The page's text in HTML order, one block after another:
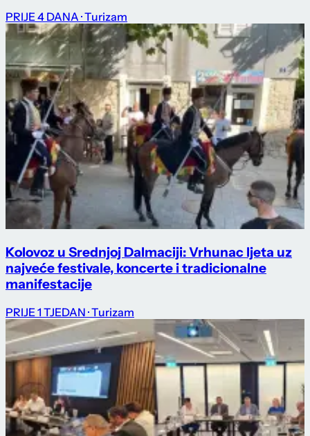
PRIJE 4 DANA · Turizam
Kolovoz u Srednjoj Dalmaciji: Vrhunac ljeta uz
najveće festivale, koncerte i tradicionalne
manifestacije
PRIJE 1 TJEDAN · Turizam